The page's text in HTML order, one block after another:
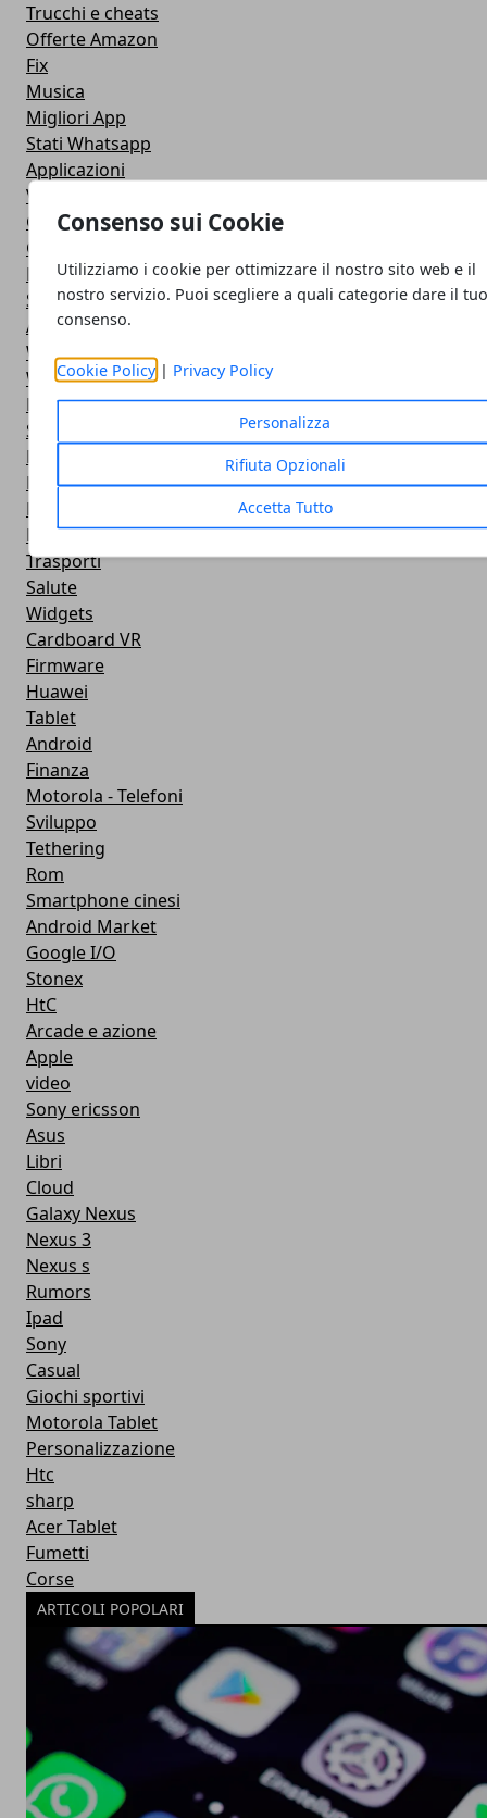
Consenso sui Cookie
Utilizziamo i cookie per ottimizzare il nostro sito web e il
nostro servizio. Puoi scegliere a quali categorie dare il
consenso.
Cookie Policy | Privacy Policy
Personalizza
Rifiuta Opzionali
Accetta Tutto
Trucchi e cheats
Offerte Amazon
Fix
Musica
Migliori App
Stati Whatsapp
Applicazioni
Viaggi
Galaxy Note 5
Google Play
Fotografia
Stile di vita
Antivirus
Widget Orologio
Widget Meteo
Ricezione WiFi
Sport
Meteo
Rooting
Emulazione
Lg - Telefoni
Trasporti
Salute
Widgets
Cardboard VR
Firmware
Huawei
Tablet
Android
Finanza
Motorola - Telefoni
Sviluppo
Tethering
Rom
Smartphone cinesi
Android Market
Google I/O
Stonex
HtC
Arcade e azione
Apple
video
Sony ericsson
Asus
Libri
Cloud
Galaxy Nexus
Nexus 3
Nexus s
Rumors
Ipad
Sony
Casual
Giochi sportivi
Motorola Tablet
Personalizzazione
Htc
sharp
Acer Tablet
Fumetti
Corse
ARTICOLI POPOLARI